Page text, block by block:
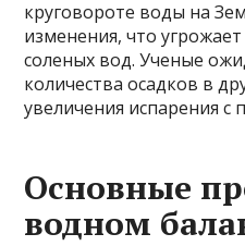
круговороте воды на
изменения, что
соленых вод. Ученые
количества осадков в
увеличения испарения с
Основные
водном